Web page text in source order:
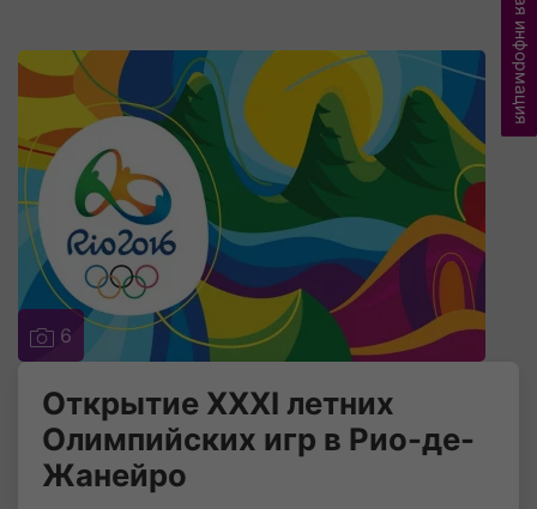
6
Открытие XXXI летних
Олимпийских игр в Рио-де-
Жанейро